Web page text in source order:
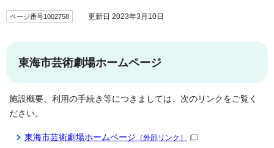
ページ番号1002758 更新日 2023年3月10日
東海市芸術劇場ホームページ
施設概要、利用の手続き等につきましては、次のリンクをご覧く
ださい。
東海市芸術劇場ホームページ （外部リンク）